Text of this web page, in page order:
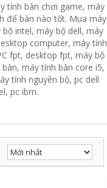
tính bàn chơi game, máy
để bàn nào tốt. Mua máy
intel, máy bộ dell, máy
computer, máy tính
fpt, desktop fpt, máy bộ
máy tính bàn core i5,
tính nguyên bộ, pc dell
pc ibm.